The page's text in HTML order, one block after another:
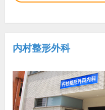
内村整形外科